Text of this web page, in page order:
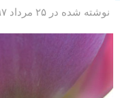
نوشته شده در ۲۵ مرداد ۱۳۹۷